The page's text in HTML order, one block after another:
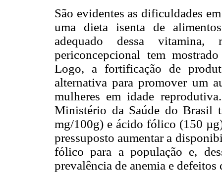
São evidentes as dificuldades
uma dieta isenta de
adequado dessa vitamina,
periconcepcional tem
Logo, a fortificação de
alternativa para promover um
mulheres em idade
Ministério da Saúde do Brasil
mg/100g) e ácido fólico (150
pressuposto aumentar a
fólico para a população e,
prevalência de anemia e